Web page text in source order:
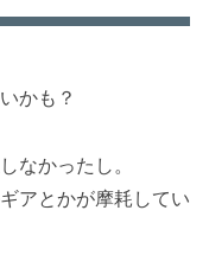
かも？
なかったし。
アとかが摩耗してい